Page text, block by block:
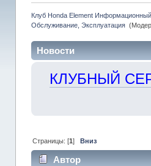
Клуб Honda Element
Обслуживание, Эксплуатация
Новости
КЛУБНЫЙ
Страницы: [1] Вниз
Автор